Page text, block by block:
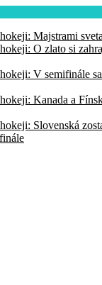
Majstrami
O zlato si
V semifinále
Kanada a
Slovenská